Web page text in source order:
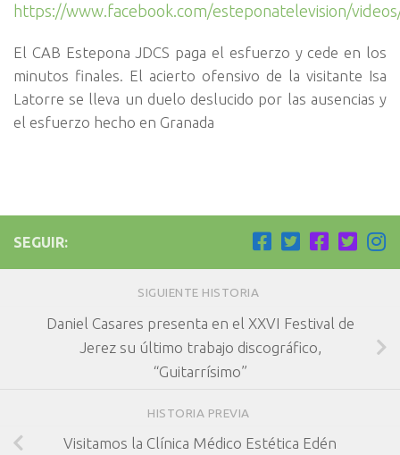
https://www.facebook.com/esteponatelevision/
El CAB Estepona JDCS paga el esfuerzo y cede en los
minutos finales. El acierto ofensivo de la visitante Isa
Latorre se lleva un duelo deslucido por las ausencias y
el esfuerzo hecho en Granada
SEGUIR:
SIGUIENTE HISTORIA
Daniel Casares presenta en el XXVI Festival de
Jerez su último trabajo discográfico,
“Guitarrísimo”
HISTORIA PREVIA
Visitamos la Clínica Médico Estética Edén